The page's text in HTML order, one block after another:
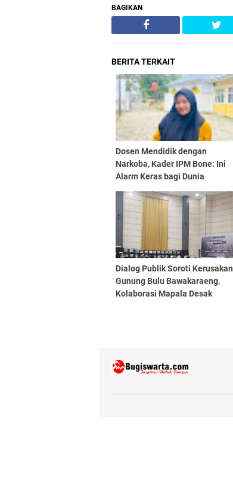
BAGIKAN
BERITA TERKAIT
Dosen Mendidik dengan
Narkoba, Kader IPM Bone: Ini
Alarm Keras bagi Dunia
Dialog Publik Soroti Kerusakan
Gunung Bulu Bawakaraeng,
Kolaborasi Mapala Desak